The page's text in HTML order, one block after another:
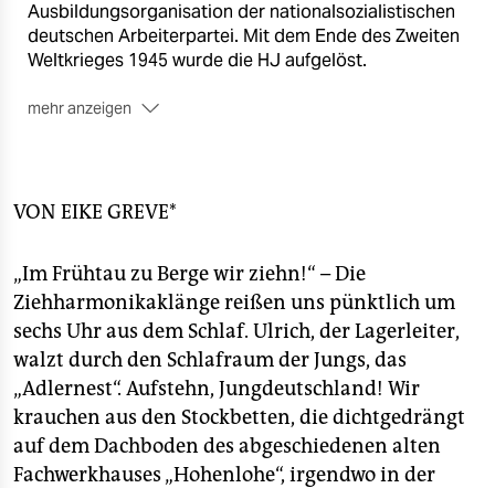
veranstaltungen
fragen & hilfe
abo
epaper login
Ausbildungsorganisation der nationalsozialistischen
deutschen Arbeiterpartei. Mit dem Ende des Zweiten
Weltkrieges 1945 wurde die HJ aufgelöst.
mehr anzeigen
in Ausrichtung und Erscheinungsbild stark an ihrem
Als Nachfolgeorganisation der WJ kann die
Heimattreue Deutsche Jugend (HDJ)gewertet
werden, deren mögliches Verbot gerade diskutiert
wird (taz berichtete).
Der„Bund für deutsche Gotterkenntnis“,die
„Ludendorffer“,
wird vom Verfassungsschutz als
rechtsextrem eingestuft.
VON EIKE GREVE*
„Im Frühtau zu Berge wir ziehn!“ – Die
Ziehharmonikaklänge reißen uns pünktlich um
sechs Uhr aus dem Schlaf. Ulrich, der Lagerleiter,
walzt durch den Schlafraum der Jungs, das
„Adlernest“. Aufstehn, Jungdeutschland! Wir
krauchen aus den Stockbetten, die dichtgedrängt
auf dem Dachboden des abgeschiedenen alten
Fachwerkhauses „Hohenlohe“, irgendwo in der